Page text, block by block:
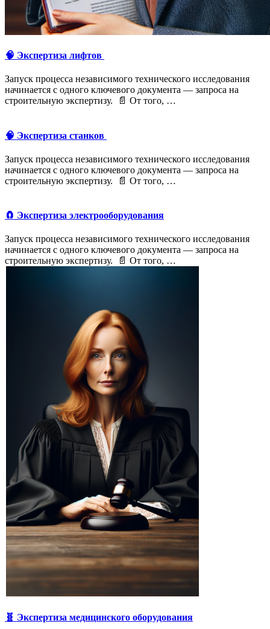
🧠 Экспертиза лифтов
Запуск процесса независимого технического исследования
начинается с одного ключевого документа — запроса на
строительную экспертизу. 📄 От того, …
🧠 Экспертиза станков
Запуск процесса независимого технического исследования
начинается с одного ключевого документа — запроса на
строительную экспертизу. 📄 От того, …
🧲 Экспертиза электрооборудования
Запуск процесса независимого технического исследования
начинается с одного ключевого документа — запроса на
строительную экспертизу. 📄 От того, …
🧬 Экспертиза медицинского оборудования